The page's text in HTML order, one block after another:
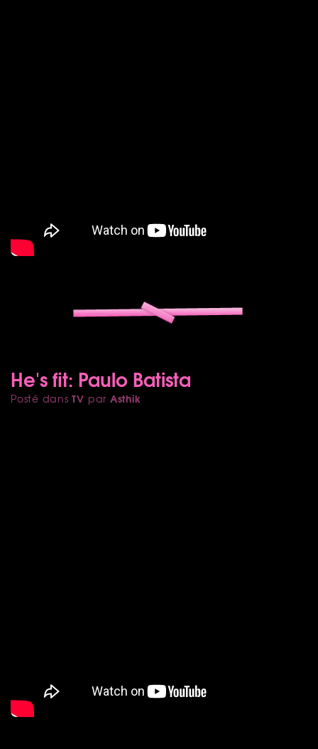
He's fit: Paulo Batista
Posté dansTV par Asthik